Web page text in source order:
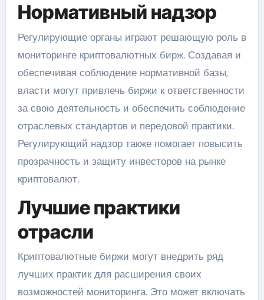
Нормативный надзор
Регулирующие органы играют решающую роль в
мониторинге криптовалютных бирж. Создавая и
обеспечивая соблюдение нормативной базы,
власти могут привлечь биржи к ответственности
за свою деятельность и обеспечить соблюдение
отраслевых стандартов и передовой практики.
Регулирующий надзор также помогает повысить
прозрачность и защиту инвесторов на рынке
криптовалют.
Лучшие практики
отрасли
Криптовалютные биржи могут внедрить ряд
лучших практик для расширения своих
возможностей мониторинга. Это может включать